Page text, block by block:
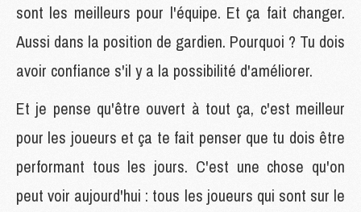
sont les meilleurs pour l'équipe. Et ça fait changer.
Aussi dans la position de gardien. Pourquoi ? Tu dois
avoir confiance s'il y a la possibilité d'améliorer.
Et je pense qu'être ouvert à tout ça, c'est meilleur
pour les joueurs et ça te fait penser que tu dois être
performant tous les jours. C'est une chose qu'on
peut voir aujourd'hui : tous les joueurs qui sont sur le